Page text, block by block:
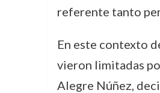
referente tanto
En este contexto
vieron limitadas
Alegre Núñez,